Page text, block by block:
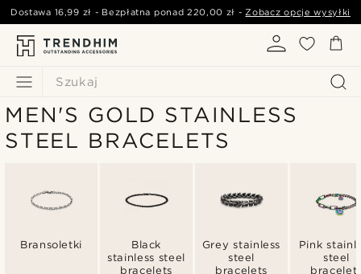
Szukaj
Dostawa 16,99 zł - Bezpłatna ponad220,00 zł -Zobacz opcje wysyłki
MEN'S GOLD STAINLESS
STEEL BRACELETS
Bransoletki
Black
stainless steel
bracelets
Grey stainless
steel
bracelets
Pink
steel